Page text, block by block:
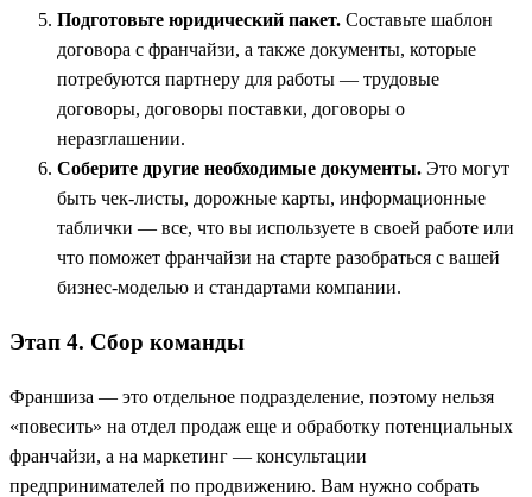
Подготовьте юридический пакет. Составьте шаблон
договора с франчайзи, а также документы, которые
потребуются партнеру для работы — трудовые
договоры, договоры поставки, договоры о
неразглашении.
Соберите другие необходимые документы. Это могут
быть чек-листы, дорожные карты, информационные
таблички — все, что вы используете в своей работе или
что поможет франчайзи на старте разобраться с вашей
бизнес-моделью и стандартами компании.
Этап 4. Сбор команды
Франшиза — это отдельное подразделение, поэтому нельзя
«повесить» на отдел продаж еще и обработку потенциальных
франчайзи, а на маркетинг — консультации
предпринимателей по продвижению. Вам нужно собрать